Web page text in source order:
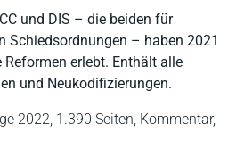
und DIS – die beiden für
Schiedsordnungen – haben 2021
erlebt. Enthält alle
und Neukodifizierungen.
2022, 1.390 Seiten, Kommentar,